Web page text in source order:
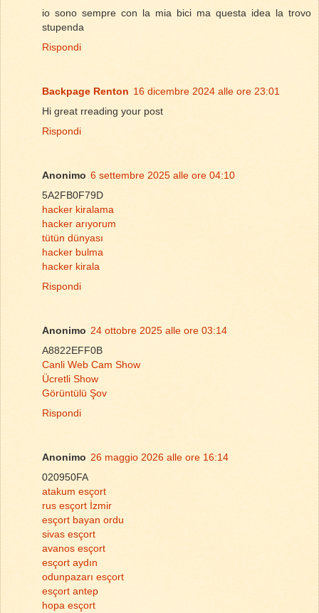
io sono sempre con la mia bici ma questa idea la trovo
stupenda
Rispondi
Backpage Renton 16 dicembre 2024 alle ore 23:01
Hi great rreading your post
Rispondi
Anonimo 6 settembre 2025 alle ore 04:10
5A2FB0F79D
hacker kiralama
hacker arıyorum
tütün dünyası
hacker bulma
hacker kirala
Rispondi
Anonimo 24 ottobre 2025 alle ore 03:14
A8822EFF0B
Canli Web Cam Show
Ücretli Show
Görüntülü Şov
Rispondi
Anonimo 26 maggio 2026 alle ore 16:14
020950FA
atakum esçort
rus esçort İzmir
esçort bayan ordu
sivas esçort
avanos esçort
esçort aydın
odunpazarı esçort
esçort antep
hopa esçort